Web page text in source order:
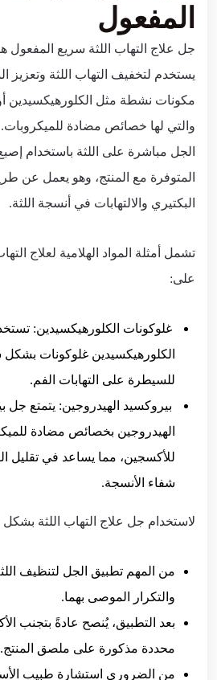
المفعول
جل علاج التهاب اللثة سريع
يستخدم لتخفيف التهاب اللثة وتعزيز
مكونات نشطة مثل الكلورهيكسيدين
والتي لها خصائص مضادة للميكروبات.
الجل مباشرة على اللثة باستخدام
المتوفرة مع المنتج، وهو يعمل عن
البكتيري والالتهابات في أنسجة اللثة.
تشمل أمثلة المواد الهلامية لعلاج
على:
غلوكونات الكلورهيكسيدين:
الكلورهيكسيدين غلوكونات
للسيطرة على التهابات الفم.
بيروكسيد الهيدروجين: يتمتع جل
الهيدروجين بخصائص مضادة
للأكسجين، مما يساعد في تقليل
شفاء الأنسجة.
لاستخدام جل علاج التهاب اللثة بشكل
من المهم تطبيق الجل لتنظيف
والتكرار الموصى بهما.
بعد التطبيق، يُنصح عادةً بتجنب
محددة مذكورة على ملصق المنتج.
من الضروري استشارة طبيب